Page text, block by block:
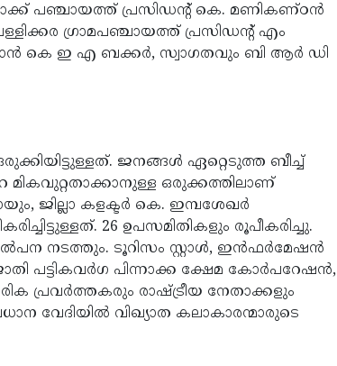
പഞ്ചായത്ത് പ്രസിഡന്റ് കെ. മണികണ്ഠൻ
ഗ്രാമപഞ്ചായത്ത് പ്രസിഡന്റ് എം
കെ ഇ എ ബക്കർ, സ്വാഗതവും ബി ആർ ഡി
ജനങ്ങൾ ഏറ്റെടുത്ത ബീച്ച്
മികവുറ്റതാക്കാനുള്ള ഒരുക്കത്തിലാണ്
കളക്ടര്‍ കെ. ഇമ്പശേഖർ
26 ഉപസമിതികളും രൂപീകരിച്ചു.
നടത്തും. ടൂറിസം സ്റ്റാൾ, ഇൻഫർമേഷൻ
പട്ടികവർഗ പിന്നാക്ക ക്ഷേമ കോർപറേഷൻ,
പ്രവർത്തകരും രാഷ്ട്രീയ നേതാക്കളും
വേദിയിൽ വിഖ്യാത കലാകാരന്മാരുടെ